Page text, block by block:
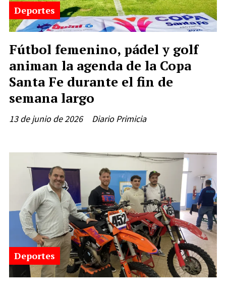
Fútbol femenino, pádel y golf
animan la agenda de la Copa
Santa Fe durante el fin de
semana largo
Diario Primicia
Deportes
13 de junio de 2026
Deportes